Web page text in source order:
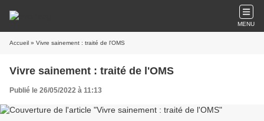
MENU
Accueil » Vivre sainement : traité de l'OMS
Vivre sainement : traité de l'OMS
Publié le 26/05/2022 à 11:13